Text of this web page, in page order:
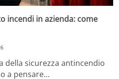
incendi in azienda: come
della sicurezza antincendio
a pensare…